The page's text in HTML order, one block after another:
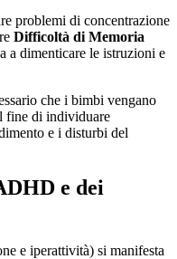
problemi di concentrazione
Difficoltà di Memoria
a dimenticare le istruzioni e
che i bimbi vengano
fine di individuare
e i disturbi del
e dei
e iperattività) si manifesta